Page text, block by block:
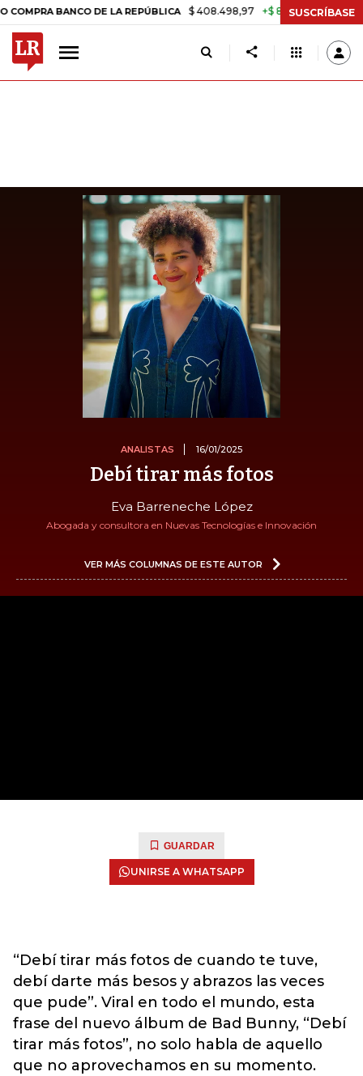
BANCO DE LA REPÚBLICA $ 408.498,97 +$ 8.753,81 +2,19%
SUSCRÍBASE
ANALISTAS 16/01/2025
Debí tirar más fotos
Eva Barreneche López
Abogada y consultora en Nuevas Tecnologías e Innovación
VER MÁS COLUMNAS DE ESTE AUTOR
GUARDAR
UNIRSE A WHATSAPP
“Debí tirar más fotos de cuando te tuve,
debí darte más besos y abrazos las veces
que pude”. Viral en todo el mundo, esta
frase del nuevo álbum de Bad Bunny, “Debí
tirar más fotos”, no solo habla de aquello
que no aprovechamos en su momento.